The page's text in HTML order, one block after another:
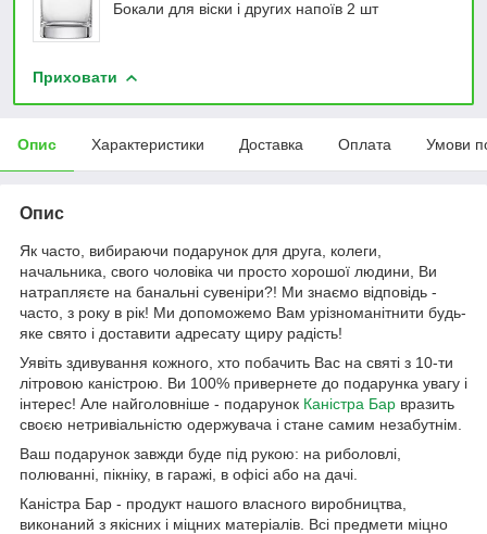
Бокали для віски і других напоїв 2 шт
Приховати
Опис Характеристики Доставка Оплата Умови
Опис
Як часто, вибираючи подарунок для друга, колеги,
начальника, свого чоловіка чи просто хорошої людини, Ви
натрапляєте на банальні сувеніри?! Ми знаємо відповідь -
часто, з року в рік! Ми допоможемо Вам урізноманітнити будь-
яке свято і доставити адресату щиру радість!
Уявіть здивування кожного, хто побачить Вас на святі з 10-ти
літровою каністрою. Ви 100% привернете до подарунка увагу і
інтерес! Але найголовніше - подарунок Каністра Бар вразить
своєю нетривіальністю одержувача і стане самим незабутнім.
Ваш подарунок завжди буде під рукою: на риболовлі,
полюванні, пікніку, в гаражі, в офісі або на дачі.
Каністра Бар - продукт нашого власного виробництва,
виконаний з якісних і міцних матеріалів. Всі предмети міцно